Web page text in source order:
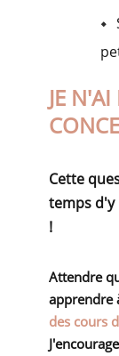
JE
Cette
temps d'y
!
Attendre
apprendre
des cours